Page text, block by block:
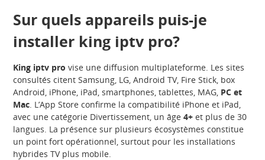
Sur quels appareils puis-je
installer king iptv pro?
King iptv pro vise une diffusion multiplateforme. Les sites
consultés citent Samsung, LG, Android TV, Fire Stick, box
Android, iPhone, iPad, smartphones, tablettes, MAG, PC et
Mac. L’App Store confirme la compatibilité iPhone et iPad,
avec une catégorie Divertissement, un âge4+ et plus de 30
langues. La présence sur plusieurs écosystèmes constitue
un point fort opérationnel, surtout pour les installations
hybrides TV plus mobile.